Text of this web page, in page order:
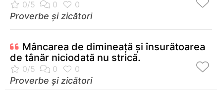
Proverbe și zicători
Mâncarea de dimineaţă şi însurătoarea
de tânăr niciodată nu strică.
Proverbe și zicători